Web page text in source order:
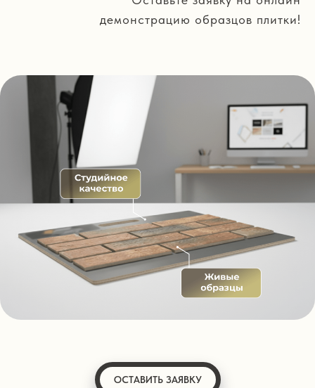
демонстрацию образцов плитки!
ОСТАВИТЬ ЗАЯВКУ